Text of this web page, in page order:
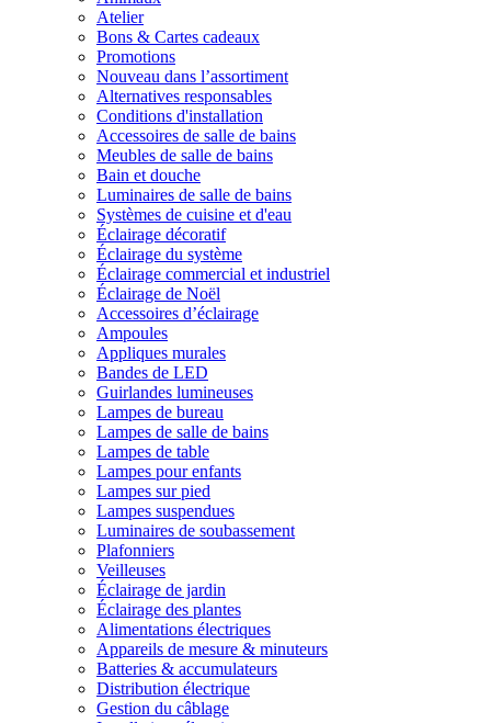
Atelier
Bons & Cartes cadeaux
Promotions
Nouveau dans l’assortiment
Alternatives responsables
Conditions d'installation
Accessoires de salle de bains
Meubles de salle de bains
Bain et douche
Luminaires de salle de bains
Systèmes de cuisine et d'eau
Éclairage décoratif
Éclairage du système
Éclairage commercial et industriel
Éclairage de Noël
Accessoires d’éclairage
Ampoules
Appliques murales
Bandes de LED
Guirlandes lumineuses
Lampes de bureau
Lampes de salle de bains
Lampes de table
Lampes pour enfants
Lampes sur pied
Lampes suspendues
Luminaires de soubassement
Plafonniers
Veilleuses
Éclairage de jardin
Éclairage des plantes
Alimentations électriques
Appareils de mesure & minuteurs
Batteries & accumulateurs
Distribution électrique
Gestion du câblage